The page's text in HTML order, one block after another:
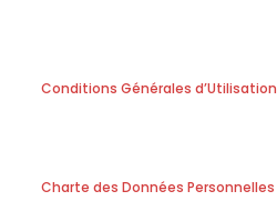
Conditions Générales d’Utilisation
Charte des Données Personnelles